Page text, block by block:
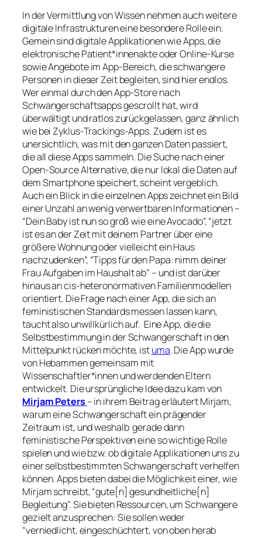
In der Vermittlung von Wissen nehmen auch weitere
digitale Infrastrukturen eine besondere Rolle ein.
Gemein sind digitale Applikationen wie Apps, die
elektronische Patient*innenakte oder Online-Kurse
sowie Angebote im App-Bereich, die schwangere
Personen in dieser Zeit begleiten, sind hier endlos.
Wer einmal durch den App-Store nach
Schwangerschaftsapps gescrollt hat, wird
überwältigt und ratlos zurückgelassen, ganz ähnlich
wie bei Zyklus-Trackings-Apps. Zudem ist es
unersichtlich, was mit den ganzen Daten passiert,
die all diese Apps sammeln. Die Suche nach einer
Open-Source Alternative, die nur lokal die Daten auf
dem Smartphone speichert, scheint vergeblich.
Auch ein Blick in die einzelnen Apps zeichnet ein Bild
einer Unzahl an wenig verwertbaren Informationen –
“Dein Baby ist nun so groß wie eine Avocado”, “jetzt
ist es an der Zeit mit deinem Partner über eine
größere Wohnung oder vielleicht ein Haus
nachzudenken”, “Tipps für den Papa: nimm deiner
Frau Aufgaben im Haushalt ab” – und ist darüber
hinaus an cis-heteronormativen Familienmodellen
orientiert. Die Frage nach einer App, die sich an
feministischen Standards messen lassen kann,
taucht also unwillkürlich auf. Eine App, die die
Selbstbestimmung in der Schwangerschaft in den
Mittelpunkt rücken möchte, istuma. Die App wurde
von Hebammen gemeinsam mit
Wissenschaftler*innen und werdenden Eltern
entwickelt. Die ursprüngliche Idee dazu kam von
Mirjam Peters– in ihrem Beitrag erläutert Mirjam,
warum eine Schwangerschaft ein prägender
Zeitraum ist, und weshalb gerade dann
feministische Perspektiven eine so wichtige Rolle
spielen und wie bzw. ob digitale Applikationen uns zu
einer selbstbestimmten Schwangerschaft verhelfen
können. Apps bieten dabei die Möglichkeit einer, wie
Mirjam schreibt, “gute[n] gesundheitliche[n]
Begleitung”. Sie bieten Ressourcen, um Schwangere
gezielt anzusprechen: Sie sollen weder
“verniedlicht, eingeschüchtert, von oben herab